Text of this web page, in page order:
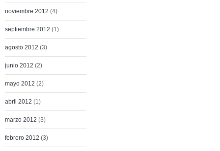
noviembre 2012 (4)
septiembre 2012 (1)
agosto 2012 (3)
junio 2012 (2)
mayo 2012 (2)
abril 2012 (1)
marzo 2012 (3)
febrero 2012 (3)